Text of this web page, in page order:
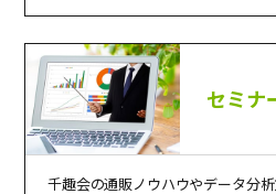
セミナ
千趣会の通販ノウハウやデータ分